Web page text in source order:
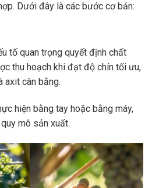
Dưới đây là các bước cơ bản:
tố quan trọng quyết định chất
thu hoạch khi đạt độ chín tối ưu,
cân bằng.
hiện bằng tay hoặc bằng máy,
mô sản xuất.